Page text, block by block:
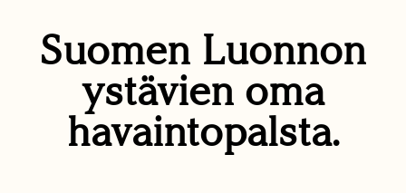
Suomen Luonnon
ystävien oma
havaintopalsta.